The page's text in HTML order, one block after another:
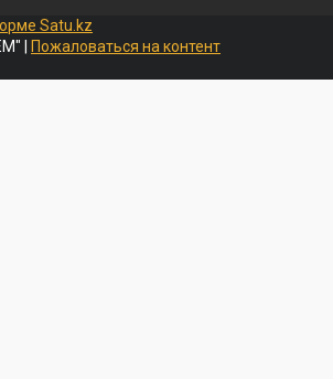
Satu.kz
|
Пожаловаться на контент